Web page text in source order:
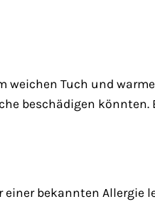
weichen Tuch und
beschädigen könnten.
einer bekannten Allergie